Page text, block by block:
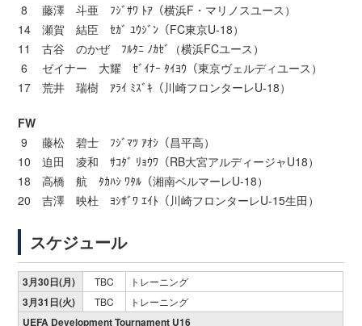
8 藤澤 斗亜 ﾌｼﾞｻﾜ ﾄｱ（横浜F・マリノスユース）
14 瀬賀 結臣 ｾｶﾞ ﾕｳｼﾞﾝ（FC東京U-18）
11 古谷 のかぜ ﾌﾙﾀﾆ ﾉｶｾﾞ（横浜FCユース）
6 ゼイナー 大耀 ｾﾞｲﾅｰ ﾀｲﾖｳ（東京ヴェルディユース）
17 荒井 瑞樹 ｱﾗｲ ﾐｽﾞｷ（川崎フロンターレU-18）
FW
9 藤松 碧士 ﾌｼﾞﾏﾂ ｱｵｼ（昌平高）
10 迫田 凌和 ｻｺﾀﾞ ﾘｮｳﾜ（RB大宮アルディージャU18）
18 高橋 航 ﾀｶﾊｼ ﾜﾀﾙ（湘南ベルマーレU-18）
20 吉澤 映杜 ﾖｼｻﾞﾜ ｴｲﾄ（川崎フロンターレU-15生田）
スケジュール
3月30日(月) TBC トレーニング
3月31日(火) TBC トレーニング
UEFA Development Tournament U16